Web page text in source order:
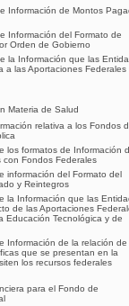
Información de Montos
Información del Formato de
Orden de Gobierno
la Información que las
a las Aportaciones Federales
Materia de Salud
relativa a los Fondos
los formatos de Información
Fondos Federales
información del Formato del
y Reintegros
la Información que las
de las Aportaciones
Educación Tecnológica y de
Información de la relación de
que se presentan en la
los recursos federales
para el Fondo de